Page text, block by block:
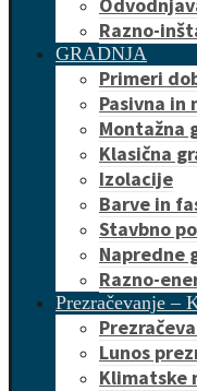
Razno-
GRADNJA
Primeri
Pasivna in
Montažna
Klasična
Izolacije
Barve in
Stavbno
Napredne
Razno-
Prezračevanje –
Lunos
Klimatske